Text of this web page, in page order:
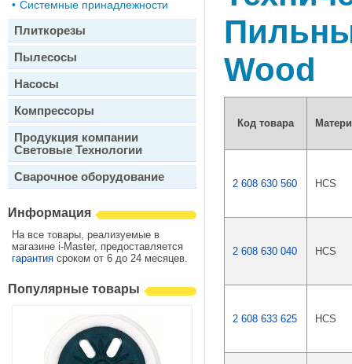
• Системные принадлежности
Плиткорезы
Пылесосы
Насосы
Компрессоры
Продукция компании
Световые Технологии
Сварочное оборудование
Информация
На все товары, реализуемые в
магазине i-Master, предоставляется
гарантия сроком от 6 до 24 месяцев.
Популярные товары
Wood
Код товара
2 608 630 560 HCS
2 608 630 040 HCS
2 608 633 625 HCS